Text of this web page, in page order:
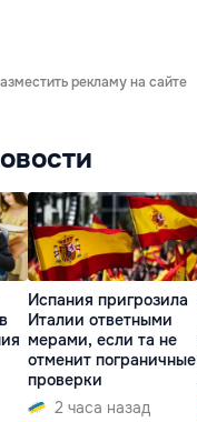
рекламу на сайте
Испания пригрозила
Италии ответными
мерами, если та не
отменит пограничные
проверки
2 часа назад